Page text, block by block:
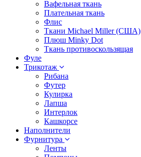
Вафельная ткань
Плательная ткань
Флис
Ткани Michael Miller (США)
Плюш Minky Dot
Ткань противоскользящая
Фуле
Трикотаж
Рибана
Футер
Кулирка
Лапша
Интерлок
Кашкорсе
Наполнители
Фурнитура
Ленты